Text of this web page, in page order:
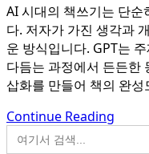
AI 시대의 책쓰기는 단순
다. 저자가 가진 생각과
운 방식입니다. GPT는
다듬는 과정에서 든든한
삽화를 만들어 책의 완
Continue Reading
검
색: